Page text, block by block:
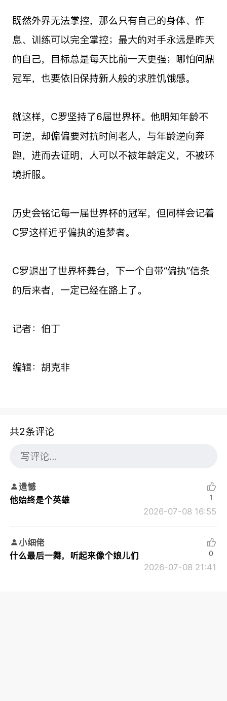
既然外界无法掌控，那么只有自己的身体、作
息、训练可以完全掌控；最大的对手永远是昨天
的自己，目标总是每天比前一天更强；哪怕问鼎
冠军，也要依旧保持新人般的求胜饥饿感。
就这样，C罗坚持了6届世界杯。他明知年龄不
可逆，却偏偏要对抗时间老人，与年龄逆向奔
跑，进而去证明，人可以不被年龄定义，不被环
境折服。
历史会铭记每一届世界杯的冠军，但同样会记着
C罗这样近乎偏执的追梦者。
C罗退出了世界杯舞台，下一个自带“偏执”信条
的后来者，一定已经在路上了。
记者：伯丁
编辑：胡克非
共2条评论
遗憾
他始终是个英雄
2026-07-08 16:55
1
小细佬
什么最后一舞，听起来像个娘儿们
2026-07-08 21:41
0